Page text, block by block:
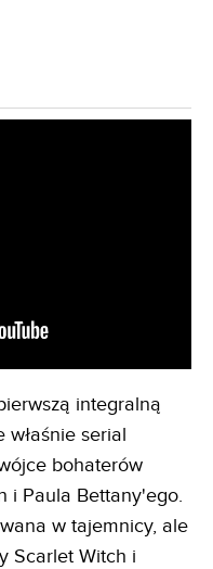
integralną
właśnie serial
bohaterów
i Paula Bettany'ego.
w tajemnicy, ale
Scarlet Witch i